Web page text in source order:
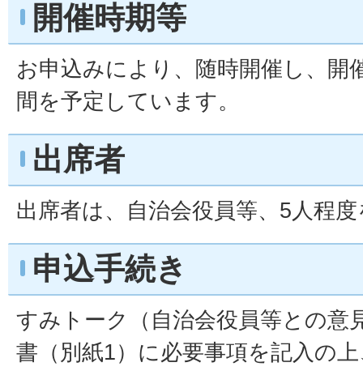
開催時期等
お申込みにより、随時開催し、開
間を予定しています。
出席者
出席者は、自治会役員等、5人程
申込手続き
すみトーク（自治会役員等との意
書（別紙1）に必要事項を記入の